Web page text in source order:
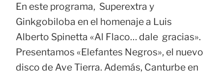
En este programa, Superextra y
Ginkgobiloba en el homenaje a Luis
Alberto Spinetta «Al Flaco… dale gracias».
Presentamos «Elefantes Negros», el nuevo
disco de Ave Tierra. Además, Canturbe en